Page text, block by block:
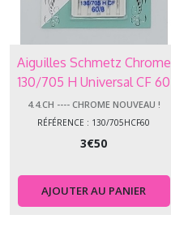
Aiguilles Schmetz Chrome
130/705 H Universal CF 60
4.4.CH ---- CHROME NOUVEAU !
RÉFÉRENCE : 130/705HCF60
3€50
AJOUTER AU PANIER